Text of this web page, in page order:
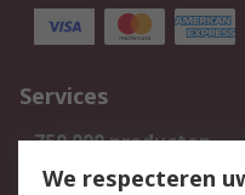
Services
750.000 producten
Bestellen
We respecteren